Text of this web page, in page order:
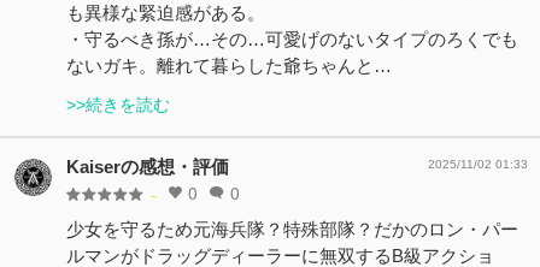
も異様な緊迫感がある。
・守るべき孫が…その…可愛げのないタイプのろくでも
ないガキ。離れて暮らした爺ちゃんと…
>>続きを読む
Kaiserの感想・評価
- 0 0
2025/11/02 01:33
少女を守るため元海兵隊？特殊部隊？だかのロン・パー
ルマンがドラッグディーラーに無双するB級アクショ